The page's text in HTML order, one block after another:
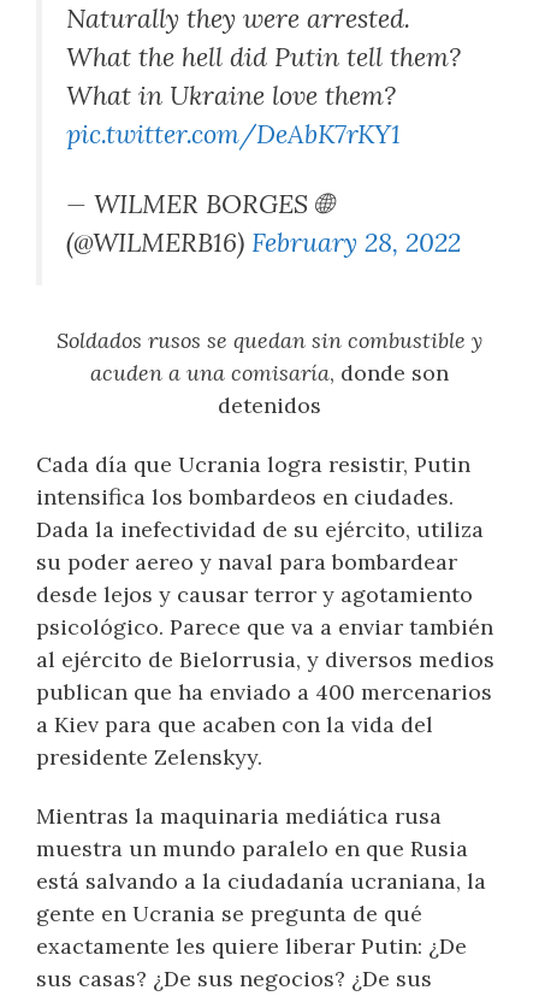
Naturally they were arrested.
What the hell did Putin tell them?
What in Ukraine love them?
pic.twitter.com/DeAbK7rKY1
— WILMER BORGES 🌐
(@WILMERB16) February 28, 2022
Soldados rusos se quedan sin combustible y
acuden a una comisaría, donde son
detenidos
Cada día que Ucrania logra resistir, Putin
intensifica los bombardeos en ciudades.
Dada la inefectividad de su ejército, utiliza
su poder aereo y naval para bombardear
desde lejos y causar terror y agotamiento
psicológico. Parece que va a enviar también
al ejército de Bielorrusia, y diversos medios
publican que ha enviado a 400 mercenarios
a Kiev para que acaben con la vida del
presidente Zelenskyy.
Mientras la maquinaria mediática rusa
muestra un mundo paralelo en que Rusia
está salvando a la ciudadanía ucraniana, la
gente en Ucrania se pregunta de qué
exactamente les quiere liberar Putin: ¿De
sus casas? ¿De sus negocios? ¿De sus